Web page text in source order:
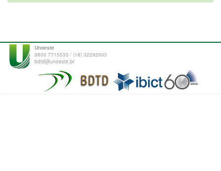
Unoeste
0800 7715533 / (18) 32292003
bdtd@unoeste.br